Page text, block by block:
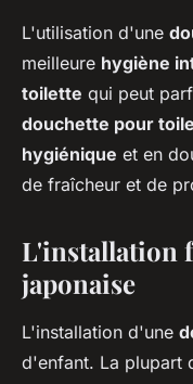
L'utilisation d'une
meilleure hygiène
toilette qui peut
douchette pour
hygiénique et en
de fraîcheur et de
L'installation
japonaise
L'installation d'une
d'enfant. La plupart